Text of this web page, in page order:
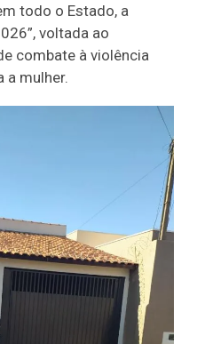
todo o Estado, a
voltada ao
combate à violência
mulher.